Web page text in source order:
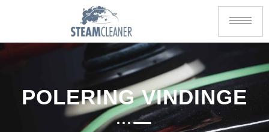
POLERING VINDINGE